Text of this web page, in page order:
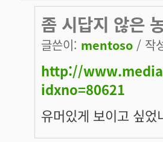
좀 시답지 않은
글쓴이: mentoso / 작
http://
idxno=80621
유머있게 보이고 싶었